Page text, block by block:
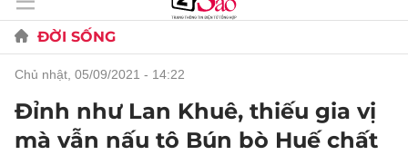
ĐỜI SỐNG
chủ nhật, 05/09/2021 - 14:22
Đỉnh như Lan Khuê, thiếu gia vị
mà vẫn nấu tô Bún bò Huế chất